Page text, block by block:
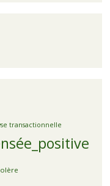
transactionnelle